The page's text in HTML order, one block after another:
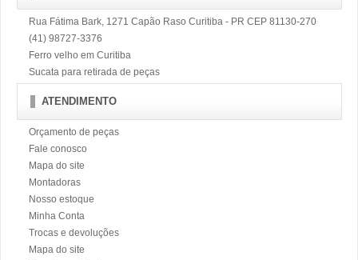
Rua Fátima Bark, 1271 Capão Raso Curitiba - PR CEP 81130-270
(41) 98727-3376
Ferro velho em Curitiba
Sucata para retirada de peças
ATENDIMENTO
Orçamento de peças
Fale conosco
Mapa do site
Montadoras
Nosso estoque
Minha Conta
Trocas e devoluções
Mapa do site